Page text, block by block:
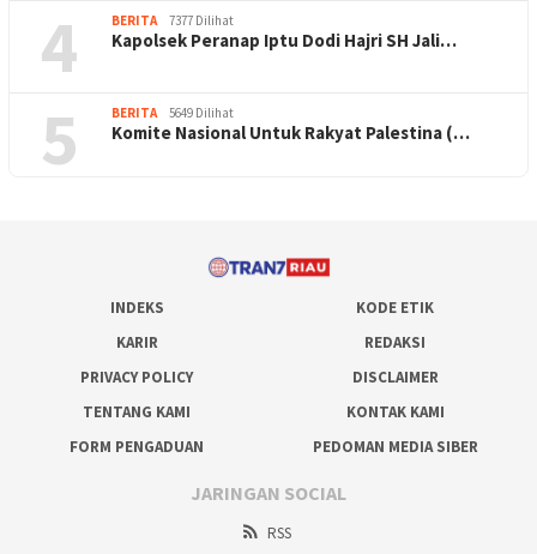
4 BERITA 7377 Dilihat
Kapolsek Peranap Iptu Dodi Hajri SH Jali…
5 BERITA 5649 Dilihat
Komite Nasional Untuk Rakyat Palestina (…
INDEKS
KODE ETIK
KARIR
REDAKSI
PRIVACY POLICY
DISCLAIMER
TENTANG KAMI
KONTAK KAMI
FORM PENGADUAN
PEDOMAN MEDIA SIBER
JARINGAN SOCIAL
RSS